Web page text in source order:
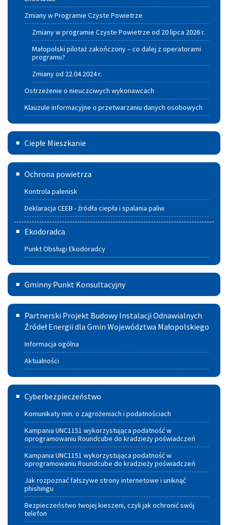
powietrze
Zmiany w Programie Czyste Powietrze
Zmiany w programie Czyste Powietrze od 20 lipca 2026 r.
Małopolski pilotaż zakończony – co dalej z operatorami
programu?
Zmiany od 22.04.2024 r.
Ostrzeżenie o nieuczciwych wykonawcach
Klauzule informacyjne o przetwarzaniu danych osobowych
Ciepłe
Mieszkanie
Ciepłe Mieszkanie
Deklaracja
CEEB
źródła
ciepła
i spalania
paliw
Ochrona powietrza
Kontrola palenisk
Deklaracja CEEB - źródła ciepła i spalania paliw
Ekodoradca
Punkt Obsługi Ekodoradcy
Gminny
Punkt
Konsultacyjny
Szczucinie
Gminny Punkt Konsultacyjny
Partnerski
Projekt
Budowy
Instalacji
Odnawialnych
Źródeł
Energii
dla
Gmin
Województwa
Małopolskiego
Partnerski Projekt Budowy Instalacji Odnawialnych
Źródeł Energii dla Gmin Województwa Małopolskiego
Informacja ogólna
Aktualności
Cyberbezpieczeństwo
Cyberbezpieczeństwo
Komunikaty min. o zagrożeniach i podatnościach
Kampania UNC1151 wykorzystująca podatność w
oprogramowaniu Roundcube do kradzieży poświadczeń
Kampania UNC1151 wykorzystująca podatność w
oprogramowaniu Roundcube do kradzieży poświadczeń
Jak rozpoznać fałszywe strony internetowe i uniknąć
phishingu
Bezpieczeństwo twojej kieszeni, czyli jak ochronić swój
telefon